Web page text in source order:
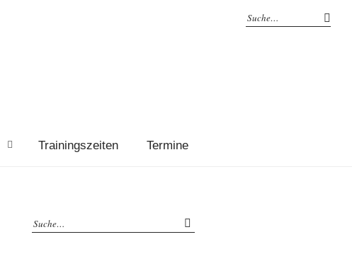
Trainingszeiten Termine